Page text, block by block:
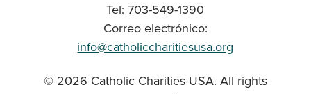
Tel: 703-549-1390
Correo electrónico:
info@catholiccharitiesusa.org
© 2026 Catholic Charities USA. All rights